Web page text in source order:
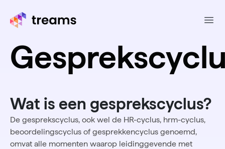
Wat is een gesprekscyclus?
De gesprekscyclus, ook wel de HR-cyclus, hrm-cyclus,
beoordelingscyclus of gesprekkencyclus genoemd,
omvat alle momenten waarop leidinggevende met